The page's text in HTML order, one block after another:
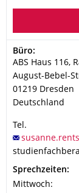
Adresse
Büro:
ABS Haus 116,
August-Bebel-
01219 Dresden
Deutschland
Tel.
Sprechzeiten:
Mittwoch: